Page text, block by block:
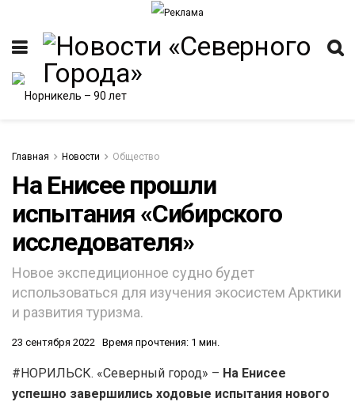
Главная Новости Общество
На Енисее прошли
испытания «Сибирского
исследователя»
Новое экспедиционное судно будет
использоваться для изучения экосистем Арктики
и развития туризма.
23 сентября 2022 Время прочтения: 1 мин.
#НОРИЛЬСК. «Северный город» – На Енисее
успешно завершились ходовые испытания нового